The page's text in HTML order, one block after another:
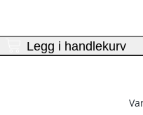
Legg i handlekurv